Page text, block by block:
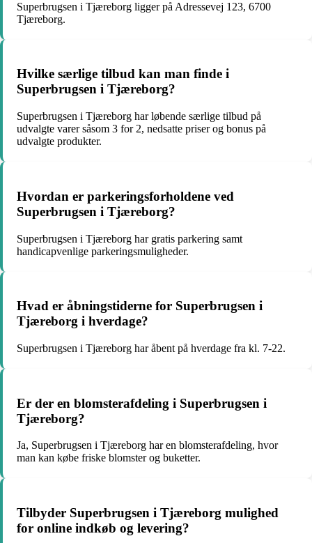
Superbrugsen i Tjæreborg ligger på Adressevej 123, 6700
Tjæreborg.
Hvilke særlige tilbud kan man finde i
Superbrugsen i Tjæreborg?
Superbrugsen i Tjæreborg har løbende særlige tilbud på
udvalgte varer såsom 3 for 2, nedsatte priser og bonus på
udvalgte produkter.
Hvordan er parkeringsforholdene ved
Superbrugsen i Tjæreborg?
Superbrugsen i Tjæreborg har gratis parkering samt
handicapvenlige parkeringsmuligheder.
Hvad er åbningstiderne for Superbrugsen i
Tjæreborg i hverdage?
Superbrugsen i Tjæreborg har åbent på hverdage fra kl. 7-22.
Er der en blomsterafdeling i Superbrugsen i
Tjæreborg?
Ja, Superbrugsen i Tjæreborg har en blomsterafdeling, hvor
man kan købe friske blomster og buketter.
Tilbyder Superbrugsen i Tjæreborg mulighed
for online indkøb og levering?